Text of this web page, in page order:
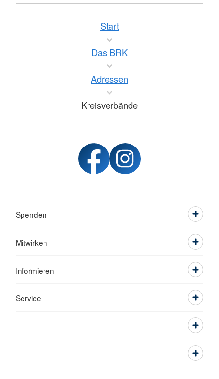
Start
Das BRK
Adressen
Kreisverbände
Spenden
Mitwirken
Informieren
Service